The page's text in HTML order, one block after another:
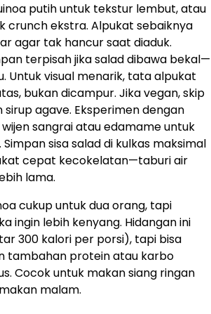
putih untuk tekstur lembut, atau
crunch ekstra. Alpukat sebaiknya
agar tak hancur saat diaduk.
terpisah jika salad dibawa bekal—
Untuk visual menarik, tata alpukat
bukan dicampur. Jika vegan, skip
sirup agave. Eksperimen dengan
sangrai atau edamame untuk
sisa salad di kulkas maksimal
cepat kecokelatan—taburi air
lama.
cukup untuk dua orang, tapi
ingin lebih kenyang. Hidangan ini
300 kalori per porsi), tapi bisa
tambahan protein atau karbo
Cocok untuk makan siang ringan
malam.